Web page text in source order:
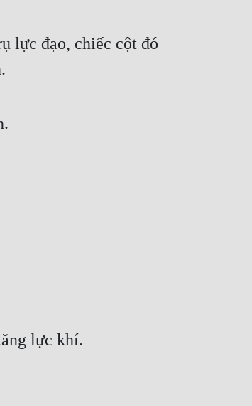
lực đạo, chiếc cột đó
lực khí.